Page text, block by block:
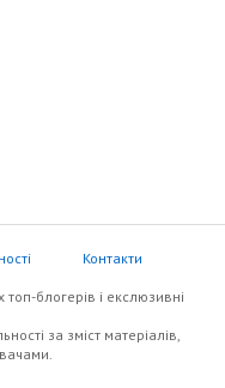
Контакти
блогерів i екслюзивнi
за зміст матеріалів,